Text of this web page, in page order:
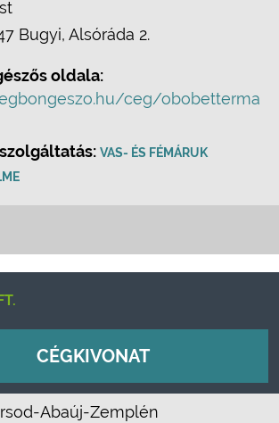
Bugyi, Alsóráda 2.
oldala:
ceg/obobetterma
VAS- ÉS FÉMÁRUK
CÉGKIVONAT
Abaúj-Zemplén